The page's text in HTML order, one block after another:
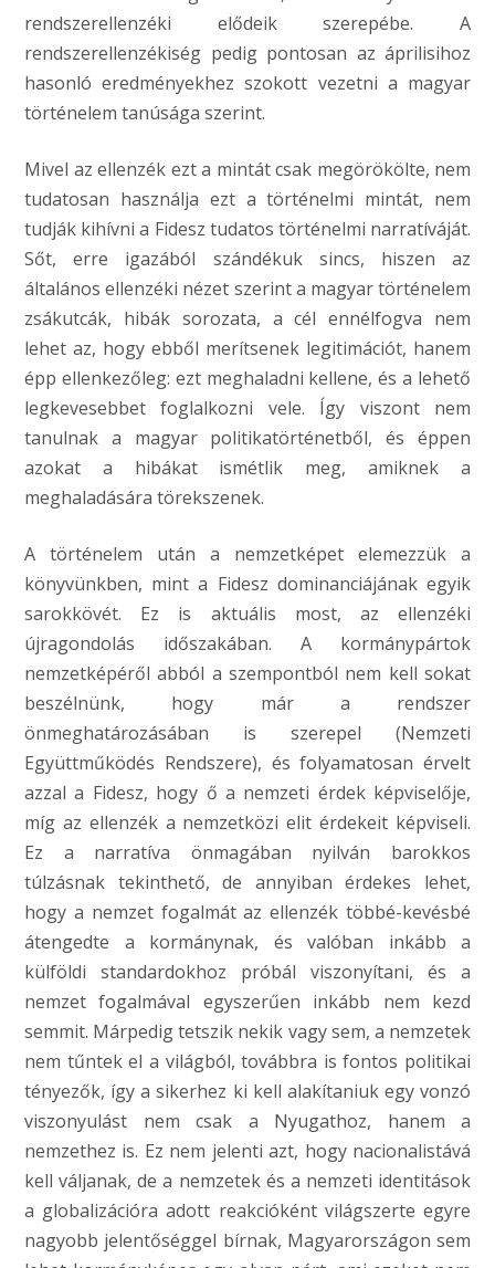
rendszerellenzéki elődeik szerepébe. A
rendszerellenzékiség pedig pontosan az áprilisihoz
hasonló eredményekhez szokott vezetni a magyar
történelem tanúsága szerint.
Mivel az ellenzék ezt a mintát csak megörökölte, nem
tudatosan használja ezt a történelmi mintát, nem
tudják kihívni a Fidesz tudatos történelmi narratíváját.
Sőt, erre igazából szándékuk sincs, hiszen az
általános ellenzéki nézet szerint a magyar történelem
zsákutcák, hibák sorozata, a cél ennélfogva nem
lehet az, hogy ebből merítsenek legitimációt, hanem
épp ellenkezőleg: ezt meghaladni kellene, és a lehető
legkevesebbet foglalkozni vele. Így viszont nem
tanulnak a magyar politikatörténetből, és éppen
azokat a hibákat ismétlik meg, amiknek a
meghaladására törekszenek.
A történelem után a nemzetképet elemezzük a
könyvünkben, mint a Fidesz dominanciájának egyik
sarokkövét. Ez is aktuális most, az ellenzéki
újragondolás időszakában. A kormánypártok
nemzetképéről abból a szempontból nem kell sokat
beszélnünk, hogy már a rendszer
önmeghatározásában is szerepel (Nemzeti
Együttműködés Rendszere), és folyamatosan érvelt
azzal a Fidesz, hogy ő a nemzeti érdek képviselője,
míg az ellenzék a nemzetközi elit érdekeit képviseli.
Ez a narratíva önmagában nyilván barokkos
túlzásnak tekinthető, de annyiban érdekes lehet,
hogy a nemzet fogalmát az ellenzék többé-kevésbé
átengedte a kormánynak, és valóban inkább a
külföldi standardokhoz próbál viszonyítani, és a
nemzet fogalmával egyszerűen inkább nem kezd
semmit. Márpedig tetszik nekik vagy sem, a nemzetek
nem tűntek el a világból, továbbra is fontos politikai
tényezők, így a sikerhez ki kell alakítaniuk egy vonzó
viszonyulást nem csak a Nyugathoz, hanem a
nemzethez is. Ez nem jelenti azt, hogy nacionalistává
kell váljanak, de a nemzetek és a nemzeti identitások
a globalizációra adott reakcióként világszerte egyre
nagyobb jelentőséggel bírnak, Magyarországon sem